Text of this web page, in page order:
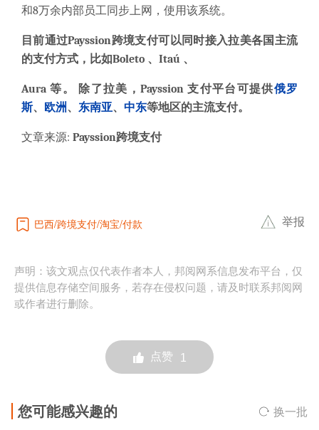
和8万余内部员工同步上网，使用该系统。
目前通过Payssion跨境支付可以同时接入拉美各国主流
的支付方式，比如Boleto 、 Itaú 、
Aura 等。 除了拉美，Payssion 支付平台可提供俄罗
斯、 欧洲、 东南亚、 中东等地区的主流支付。
文章来源: Payssion跨境支付
巴西 跨境支付 淘宝 付款 举报
声明：该文观点仅代表作者本人，邦阅网系信息发布平台，仅
提供信息存储空间服务，若存在侵权问题，请及时联系邦阅网
或作者进行删除。
点赞 1
您可能感兴趣的 换一批